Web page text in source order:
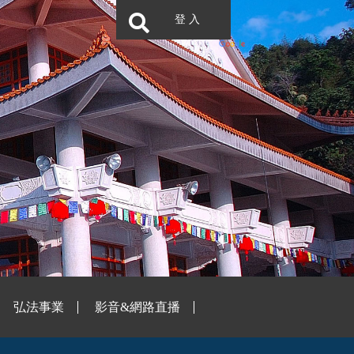
登 入
弘法事業 影音&網路直播